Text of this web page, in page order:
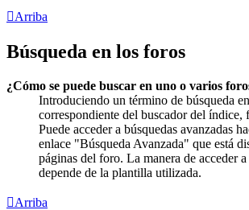
Arriba
Búsqueda en los foros
¿Cómo se puede buscar en uno o varios
Introduciendo un término de búsqueda
correspondiente del buscador del índice,
Puede acceder a búsquedas avanzadas
enlace "Búsqueda Avanzada" que está
páginas del foro. La manera de acceder
depende de la plantilla utilizada.
Arriba